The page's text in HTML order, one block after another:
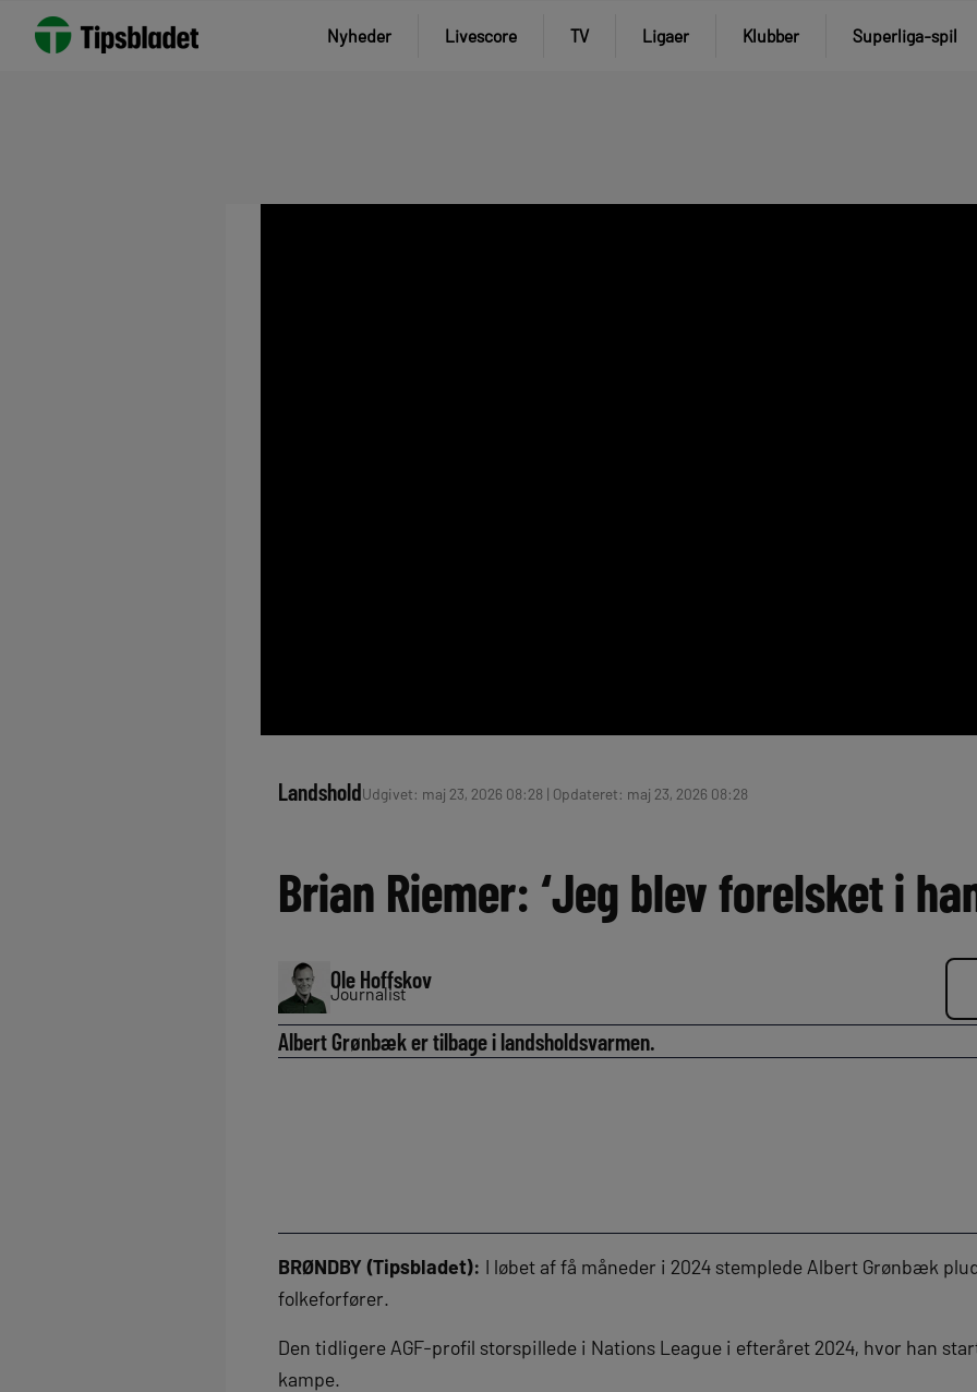
Nyheder Livescore TV Ligaer Klubber Superliga-spil
LandsholdUdgivet: maj 23, 2026 08:28 | Opdateret: maj 23, 2026 08:28
Brian Riemer: ‘Jeg blev forelsket i
Ole Hoffskov
Journalist
Albert Grønbæk er tilbage i landsholdsvarmen.
BRØNDBY (Tipsbladet): I løbet af få måneder i 2024 stemplede Albert Grønbæk
folkeforfører.
Den tidligere AGF-profil storspillede i Nations League i efteråret 2024, hvor han
kampe.